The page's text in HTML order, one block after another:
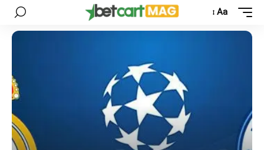
Aa